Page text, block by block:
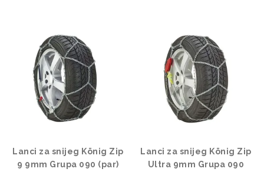
Lanci za snijeg König Zip
9 9mm Grupa 090 (par)
Lanci za snijeg König Zip
Ultra 9mm Grupa 090